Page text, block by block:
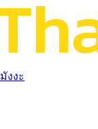
มังงะ